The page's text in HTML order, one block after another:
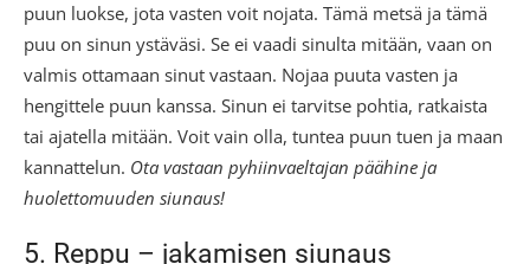
puun luokse, jota vasten voit nojata. Tämä metsä ja tämä
puu on sinun ystäväsi. Se ei vaadi sinulta mitään, vaan on
valmis ottamaan sinut vastaan. Nojaa puuta vasten ja
hengittele puun kanssa. Sinun ei tarvitse pohtia, ratkaista
tai ajatella mitään. Voit vain olla, tuntea puun tuen ja maan
kannattelun. Ota vastaan pyhiinvaeltajan päähine ja
huolettomuuden siunaus!
5. Reppu – jakamisen siunaus